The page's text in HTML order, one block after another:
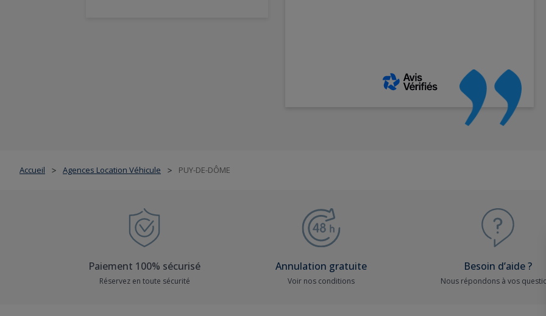
Accueil > Agences Location Véhicule > PUY-DE-DÔME
Paiement 100% sécurisé
Réservez en toute sécurité
Annulation gratuite
Voir nos conditions
Besoin d’aide ?
Nous répondons à vos